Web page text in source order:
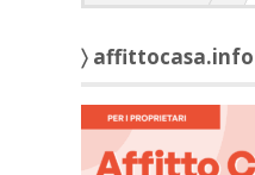
〉 affittocasa.info